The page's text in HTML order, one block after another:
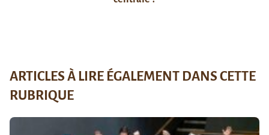
ARTICLES À LIRE ÉGALEMENT DANS CETTE
RUBRIQUE